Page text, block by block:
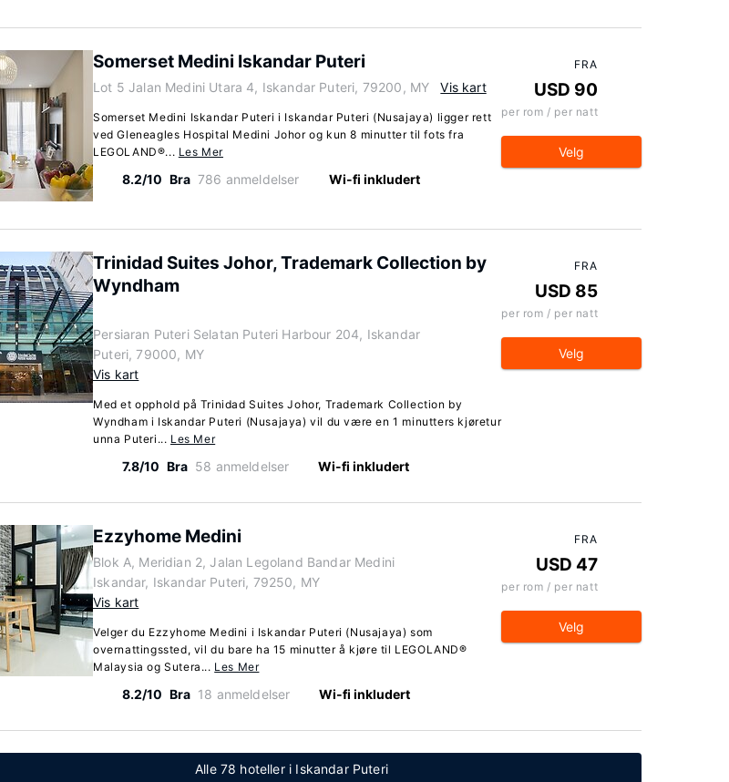
Somerset Medini Iskandar Puteri
Lot 5 Jalan Medini Utara 4, Iskandar Puteri, 79200, MY Vis kart
Somerset Medini Iskandar Puteri i Iskandar Puteri (Nusajaya) ligger rett
ved Gleneagles Hospital Medini Johor og kun 8 minutter til fots fra
LEGOLAND®... Les Mer
8.2/10 Bra 786 anmeldelser Wi-fi inkludert
FRA
USD 90
per rom / per natt
Velg
Trinidad Suites Johor, Trademark Collection by
Wyndham
Persiaran Puteri Selatan Puteri Harbour 204, Iskandar
Puteri, 79000, MY
Vis kart
Med et opphold på Trinidad Suites Johor, Trademark Collection by
Wyndham i Iskandar Puteri (Nusajaya) vil du være en 1 minutters kjøretur
unna Puteri... Les Mer
7.8/10 Bra 58 anmeldelser Wi-fi inkludert
FRA
USD 85
per rom / per natt
Velg
Ezzyhome Medini
Blok A, Meridian 2, Jalan Legoland Bandar Medini
Iskandar, Iskandar Puteri, 79250, MY
Vis kart
Velger du Ezzyhome Medini i Iskandar Puteri (Nusajaya) som
overnattingssted, vil du bare ha 15 minutter å kjøre til LEGOLAND®
Malaysia og Sutera... Les Mer
8.2/10 Bra 18 anmeldelser Wi-fi inkludert
FRA
USD 47
per rom / per natt
Velg
Alle 78 hoteller i Iskandar Puteri